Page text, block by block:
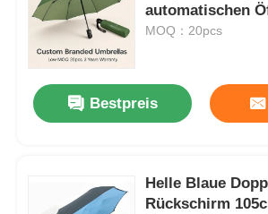
Startseite
automatischen
Schließen mit 8
MOQ：20pcs
Bestpreis
Helle Blaue
Rückschirm